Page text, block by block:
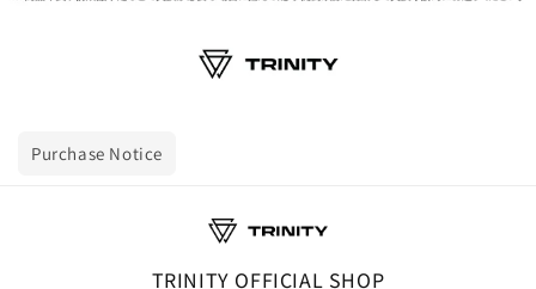
Purchase Notice
TRINITY OFFICIAL SHOP